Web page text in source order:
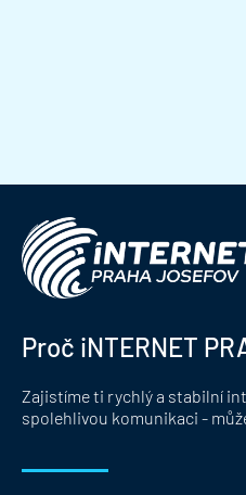
Proč iNTERNET
Zajistíme ti rychlý a stabilní
spolehlivou komunikaci -